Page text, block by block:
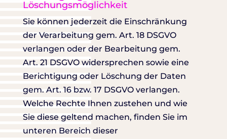
Löschungsmöglichkeit
Sie können jederzeit die Einschränkung
der Verarbeitung gem. Art. 18 DSGVO
verlangen oder der Bearbeitung gem.
Art. 21 DSGVO widersprechen sowie eine
Berichtigung oder Löschung der Daten
gem. Art. 16 bzw. 17 DSGVO verlangen.
Welche Rechte Ihnen zustehen und wie
Sie diese geltend machen, finden Sie im
unteren Bereich dieser